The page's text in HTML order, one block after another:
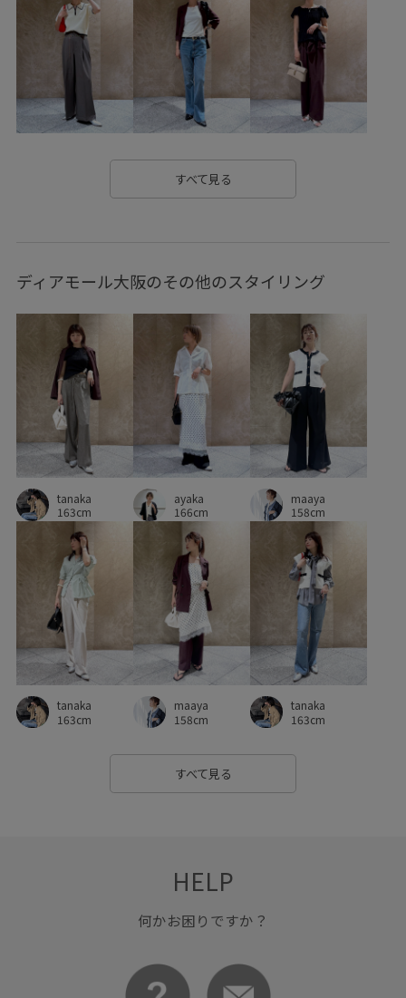
あたたかい きれいめカジュアル ふかふか
ふっくら インして着る インソール
オールシーズン カジュアル キルティング
キーホルダー クッション クッション性 コットン
シャツ
シンプル シンプルなデザイン
ストレッチレース セット タック チェーン
ナイロン ニット ハイウエスト ハリ感 バングル
ビスチェ フィット感 フェミニン
ベスト ベーシック ポリエステル ポリエステル100%
マーメイドスカート リラックス感 レイヤード
レイヤードスタイル ワンポイントになる 上品
丸みのあるシルエット 丸みのあるフォルム 伸縮性
使い勝手がいい 切り替え 取り外し可能
合わせやすい 大人っぽい 大人カジュアル
女性らしさ 後ろがゴム 春を先取り
春カラー 春先 春夏 普段使い 歩きやすい
洗濯機で洗える 疲れにくい 立体感 立体的
素肌に優しい 羽織としても使える 自宅で洗える
落ち感 薄手 裏地付き 足に馴染む
透けない 透け感 透け感がない
すべて見る
ディアモール大阪のその他のスタイリング
tanaka
163cm
ayaka
166cm
maaya
158cm
tanaka
163cm
maaya
158cm
tanaka
163cm
すべて見る
HELP
何かお困りですか？